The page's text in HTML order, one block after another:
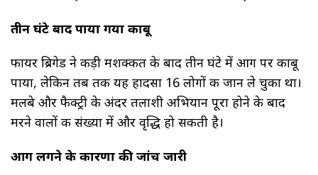
तीन घंटे बाद पाया गया काबू
फायर ब्रिगेड ने कड़ी मशक्कत के बाद तीन घंटे में आग पर काबू
पाया, लेकिन तब तक यह हादसा 16 लोगों की जान ले चुका था।
मलबे और फैक्ट्री के अंदर तलाशी अभियान पूरा होने के बाद
मरने वालों की संख्या में और वृद्धि हो सकती है।
आग लगने के कारणों की जांच जारी